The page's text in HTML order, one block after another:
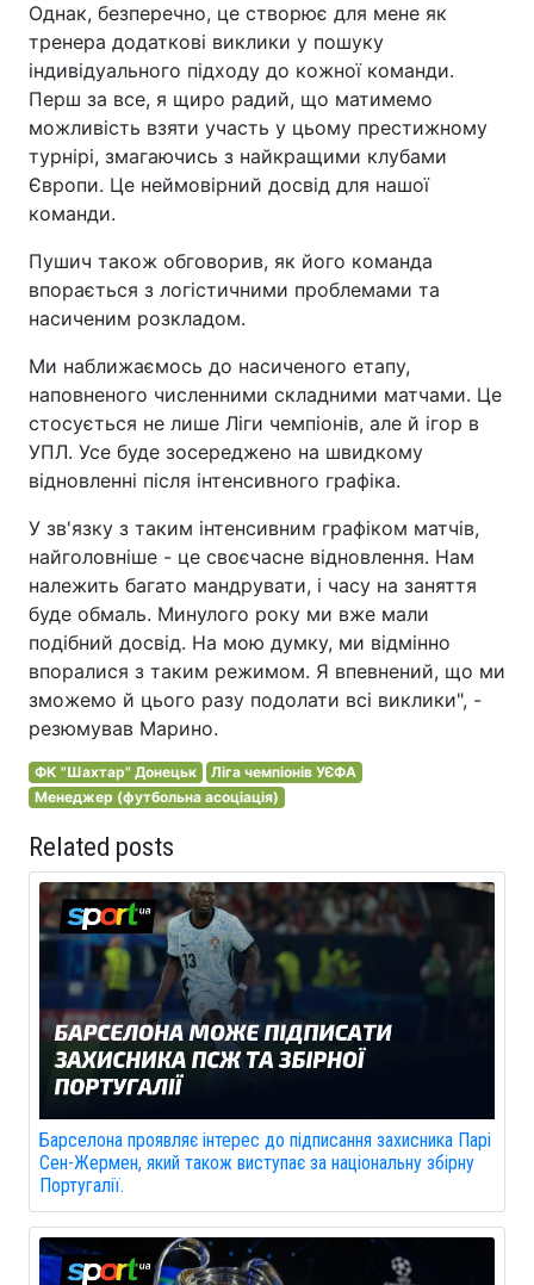
Однак, безперечно, це створює для мене як
тренера додаткові виклики у пошуку
індивідуального підходу до кожної команди.
Перш за все, я щиро радий, що матимемо
можливість взяти участь у цьому престижному
турнірі, змагаючись з найкращими клубами
Європи. Це неймовірний досвід для нашої
команди.
Пушич також обговорив, як його команда
впорається з логістичними проблемами та
насиченим розкладом.
Ми наближаємось до насиченого етапу,
наповненого численними складними матчами. Це
стосується не лише Ліги чемпіонів, але й ігор в
УПЛ. Усе буде зосереджено на швидкому
відновленні після інтенсивного графіка.
У зв'язку з таким інтенсивним графіком матчів,
найголовніше - це своєчасне відновлення. Нам
належить багато мандрувати, і часу на заняття
буде обмаль. Минулого року ми вже мали
подібний досвід. На мою думку, ми відмінно
впоралися з таким режимом. Я впевнений, що ми
зможемо й цього разу подолати всі виклики", -
резюмував Марино.
ФК "Шахтар" Донецьк
Ліга чемпіонів УЄФА
Менеджер (футбольна асоціація)
Related posts
Барселона проявляє інтерес до підписання захисника Парі
Сен-Жермен, який також виступає за національну збірну
Португалії.